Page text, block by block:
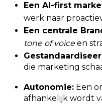
Een AI-first
werk naar
Een centrale
tone of voiceen
die marketing
Autonomie: Een
afhankelijk wordt